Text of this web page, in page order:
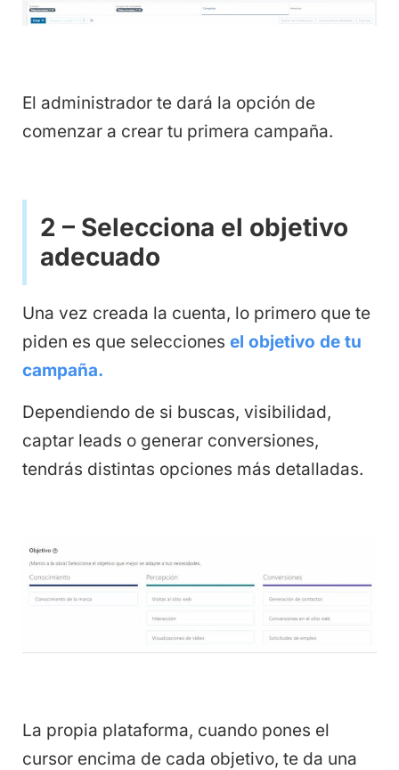
El administrador te dará la opción de
comenzar a crear tu primera campaña.
2 – Selecciona el objetivo
adecuado
Una vez creada la cuenta, lo primero que te
piden es que selecciones el objetivo de tu
campaña.
Dependiendo de si buscas, visibilidad,
captar leads o generar conversiones,
tendrás distintas opciones más detalladas.
La propia plataforma, cuando pones el
cursor encima de cada objetivo, te da una